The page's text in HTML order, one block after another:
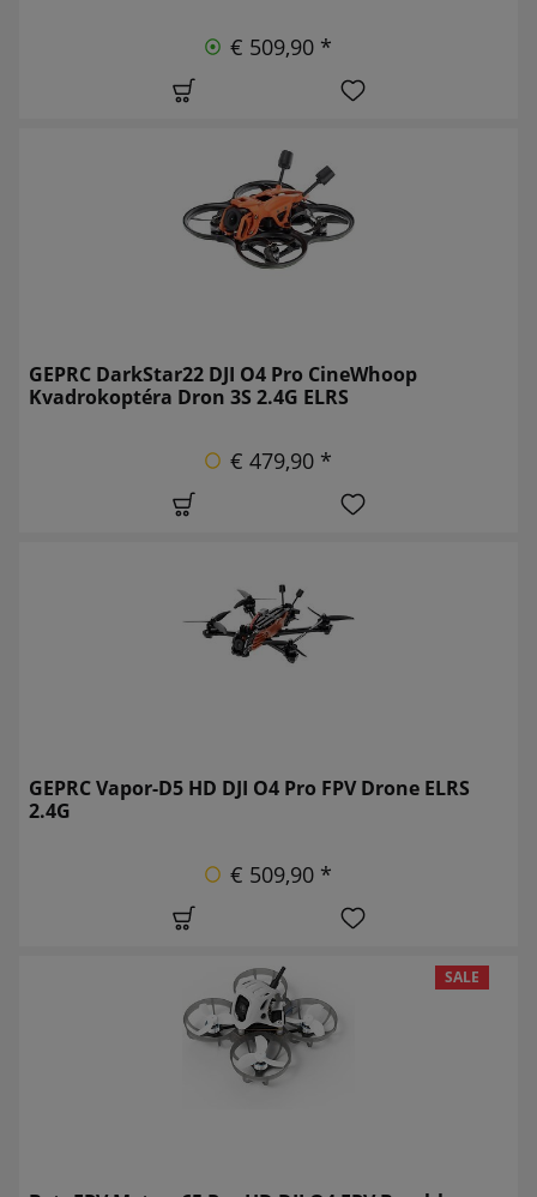
€ 509,90 *
GEPRC DarkStar22 DJI O4 Pro CineWhoop
Kvadrokoptéra Dron 3S 2.4G ELRS
€ 479,90 *
GEPRC Vapor-D5 HD DJI O4 Pro FPV Drone ELRS
2.4G
€ 509,90 *
SALE